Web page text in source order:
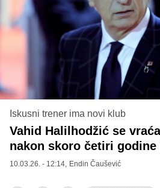
Iskusni trener ima novi klub
Vahid Halilhodžić se
nakon skoro četiri godine
10.03.26. - 12:14, Endin Čaušević